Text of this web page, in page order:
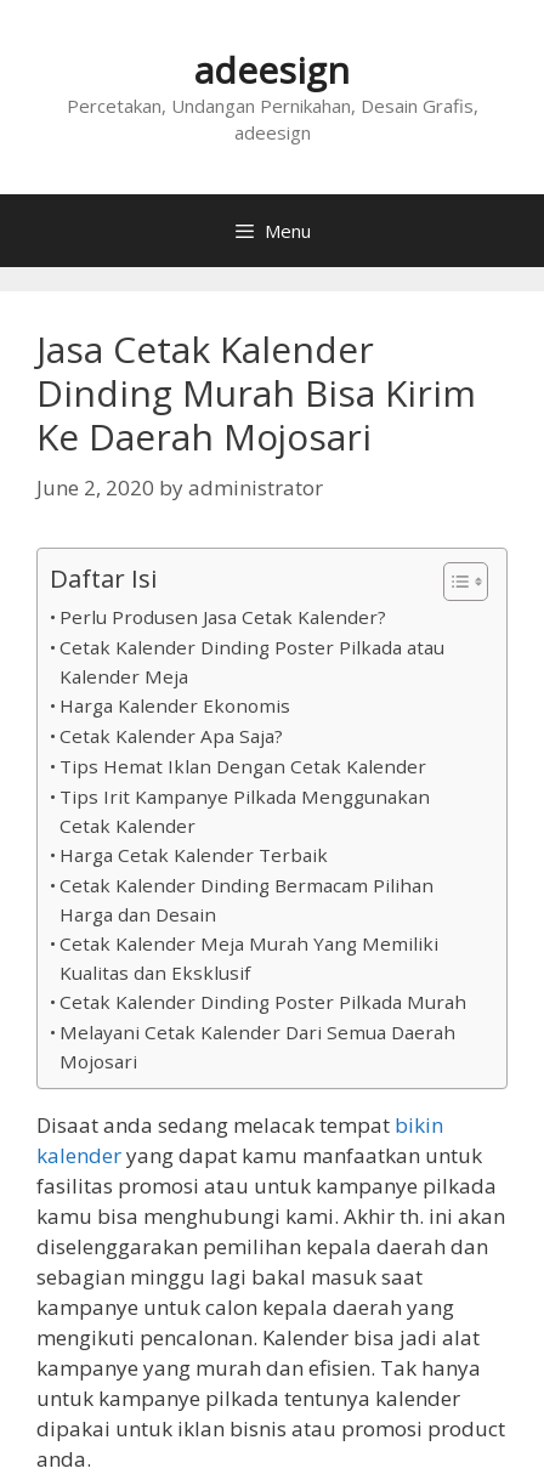
adeesign
Percetakan, Undangan Pernikahan, Desain Grafis,
adeesign
Menu
Jasa Cetak Kalender
Dinding Murah Bisa Kirim
Ke Daerah Mojosari
June 2, 2020 byadministrator
Daftar Isi
Perlu Produsen Jasa Cetak Kalender?
Cetak Kalender Dinding Poster Pilkada atau
Kalender Meja
Harga Kalender Ekonomis
Cetak Kalender Apa Saja?
Tips Hemat Iklan Dengan Cetak Kalender
Tips Irit Kampanye Pilkada Menggunakan
Cetak Kalender
Harga Cetak Kalender Terbaik
Cetak Kalender Dinding Bermacam Pilihan
Harga dan Desain
Cetak Kalender Meja Murah Yang Memiliki
Kualitas dan Eksklusif
Cetak Kalender Dinding Poster Pilkada Murah
Melayani Cetak Kalender Dari Semua Daerah
Mojosari
Disaat anda sedang melacak tempat bikin
kalenderyang dapat kamu manfaatkan untuk
fasilitas promosi atau untuk kampanye pilkada
kamu bisa menghubungi kami. Akhir th. ini akan
diselenggarakan pemilihan kepala daerah dan
sebagian minggu lagi bakal masuk saat
kampanye untuk calon kepala daerah yang
mengikuti pencalonan. Kalender bisa jadi alat
kampanye yang murah dan efisien. Tak hanya
untuk kampanye pilkada tentunya kalender
dipakai untuk iklan bisnis atau promosi product
anda.